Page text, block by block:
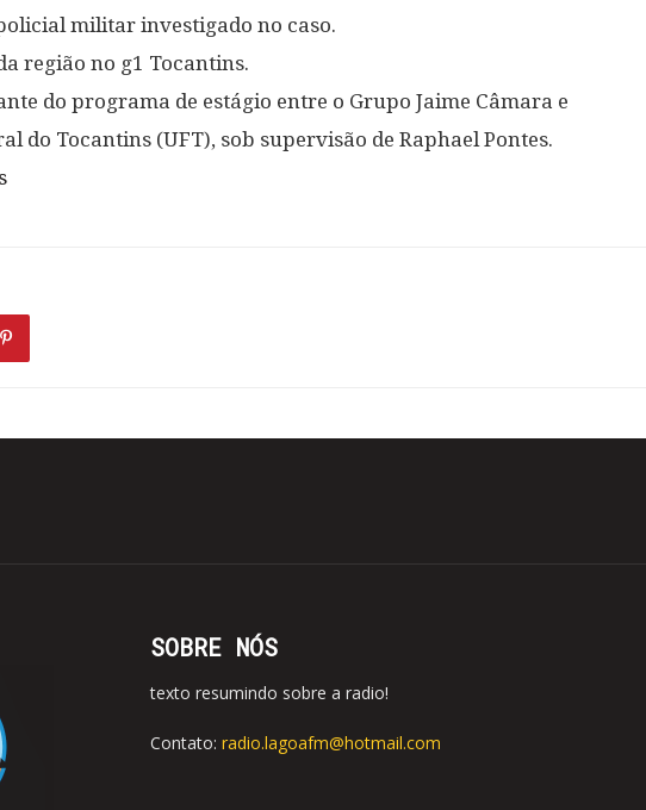
militar investigado no caso.
região no g1 Tocantins.
do programa de estágio entre o Grupo Jaime Câmara e
do Tocantins (UFT), sob supervisão de Raphael Pontes.
SOBRE NÓS
texto resumindo sobre a radio!
Contato: radio.lagoafm@hotmail.com